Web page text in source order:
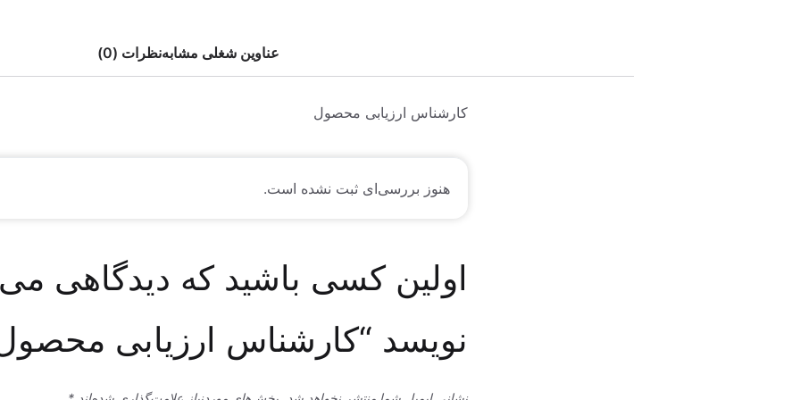
عناوین شغلی مشابهنظرات (0)
کارشناس ارزیابی محصول
هنوز بررسی‌ای ثبت نشده است.
اولین کسی باشید که دیدگاهی
نویسد “کارشناس ارزیابی